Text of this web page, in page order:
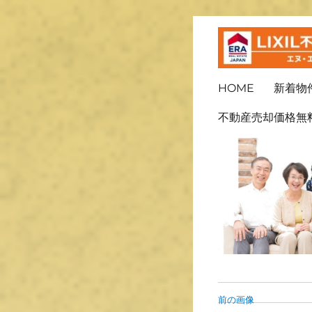
長崎の不
HOME 新着物
不動産売却価格無
前の画像